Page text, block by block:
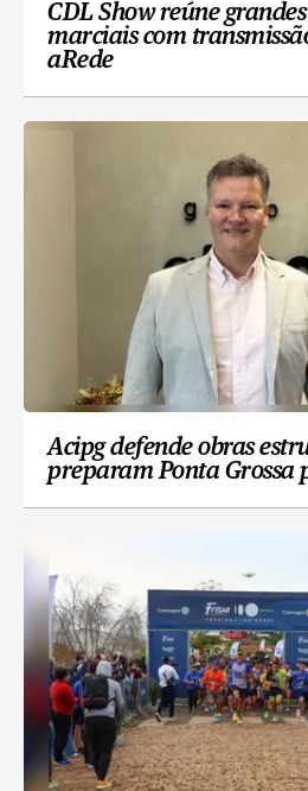
CDL Show reúne
marciais com
aRede
Acipg defende obras
preparam Ponta Grossa